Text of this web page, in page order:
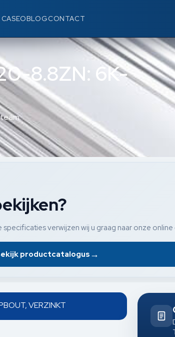
BLOGCONTACT
8.8ZN: 6K-
verwijzen wij u graag naar onze online
productcatalogus →
VERZINKT